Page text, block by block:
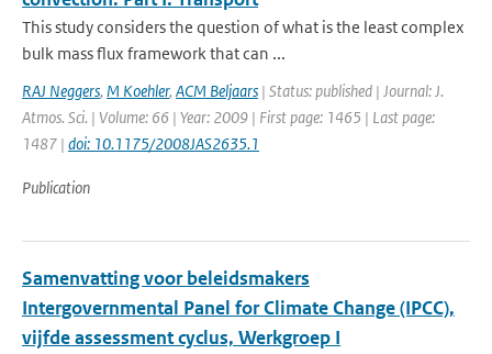
This study considers the question of what is the least complex
bulk mass flux framework that can ...
RAJ Neggers, M Koehler, ACM Beljaars | Status: published | Journal: J.
Atmos. Sci. | Volume: 66 | Year: 2009 | First page: 1465 | Last page:
1487 | doi: 10.1175/2008JAS2635.1
Publication
Samenvatting voor beleidsmakers
Intergovernmental Panel for Climate Change (IPCC),
vijfde assessment cyclus, Werkgroep I